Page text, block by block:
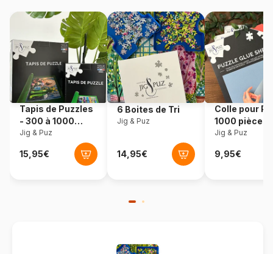
Référence Art-by-Bluebird-F-60298
EAN 3663384602986
Nombre de pièces 1000 pièces
Dimensions 98 x 34 cm
Tapis de Puzzles
- 300 à 1000
pièces
Jig & Puz
6 Boites de Tri
Jig & Puz
Colle pour
1000 pièces
Jig & Puz